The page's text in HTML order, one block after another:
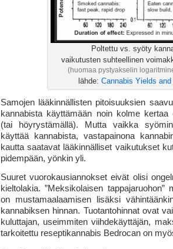
Poltettu vs. syöty
vaikutusten suhteellinen
(huomaa pystyakselin
lähde: Cannabis Yields and
Samojen lääkinnällisten pitoisuuksien
kannabista käyttämään noin kolme kertaa
(tai höyrystämällä). Mutta vaikka
käyttää kannabista, vastapainona
kautta saatavat lääkinnälliset vaikutukset
pidempään, yönkin yli.
Suuret vuorokausiannokset eivät olisi
kieltolakia. ”Meksikolaisen tappajaruohon”
on mustamaalaamisen lisäksi
kannabiksen hinnan. Tuotantohinnat ovat
kuluttajan, useimmiten viihde­käyttäjän,
tarkoitettu resepti­kannabis Bedrocan on